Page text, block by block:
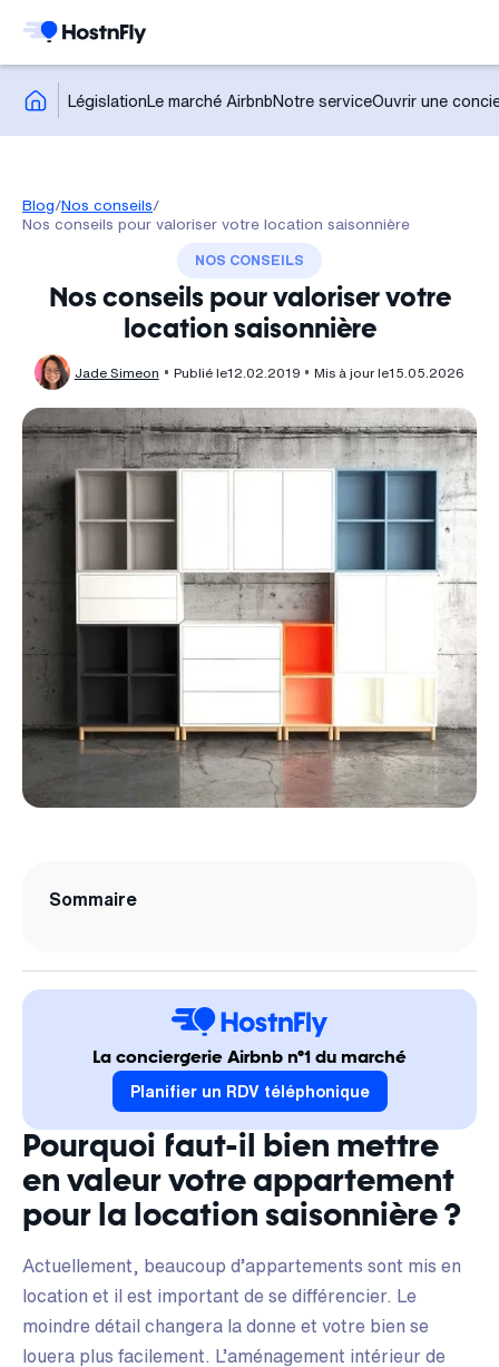
LégislationLe marché AirbnbNotre serviceOuvrir une
Blog/Nos conseils/
Nos conseils pour valoriser votre location saisonnière
NOS CONSEILS
Nos conseils pour valoriser votre
location saisonnière
Jade Simeon Publié le12.02.2019 Mis à jour le15.05.2026
Sommaire
La conciergerie Airbnb n°1 du marché
Planifier un RDV téléphonique
Pourquoi faut-il bien mettre
en valeur votre appartement
pour la location saisonnière ?
Actuellement, beaucoup d’appartements sont mis en
location et il est important de se différencier. Le
moindre détail changera la donne et votre bien se
louera plus facilement. L’aménagement intérieur de